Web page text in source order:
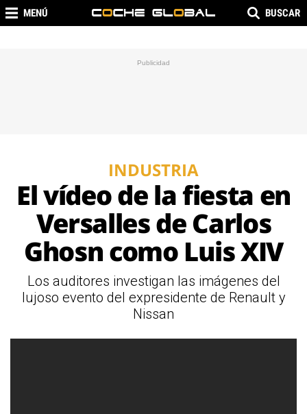
MENÚ BUSCAR
INDUSTRIA
El vídeo de la fiesta en
Versalles de Carlos
Ghosn como Luis XIV
Los auditores investigan las imágenes del
lujoso evento del expresidente de Renault y
Nissan